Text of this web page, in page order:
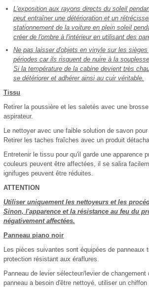
L'exposition aux rayons directs du soleil
peut entraîner une détérioration et un
stationnement de la voiture en plein soleil
créer de l'ombre à l'intérieur en utilisant des
Ne pas laisser d'objets en vinyle sur les sièges
périodes car ils risquent de nuire à la
Si la température de la cabine devient très
se détériorer et adhérer ainsi au cuir véritable.
Tissu
Retirer la poussière et les saletés avec une
aspirateur.
Le nettoyer avec une faible solution de savon
Retirer les taches fraîches avec un produit
Entretenir le tissu pour qu'il garde une apparence
couleurs peuvent être affectées, il se salira
ignifuges peuvent être réduites.
ATTENTION
Utiliser uniquement les nettoyeurs et les
Sinon, l'apparence et la résistance au feu du
négativement affectées.
Panneau piano noir
Les pièces suivantes sont équipées de panneaux
protection résistant aux éraflures.
Panneau de levier sélecteur/levier de
panneau a besoin d'être nettoyé, utiliser un